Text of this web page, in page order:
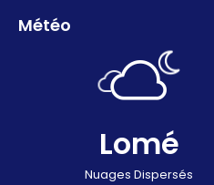
Météo
Lomé
Nuages Dispersés